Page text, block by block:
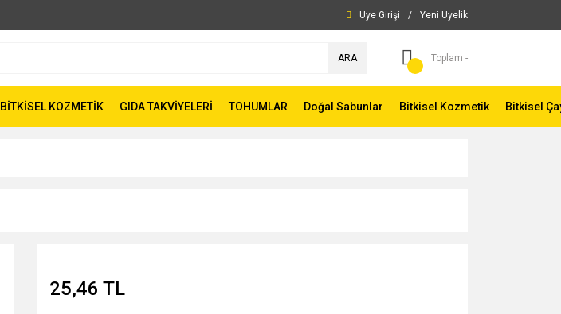
Üye Girişi / Yeni Üyelik
ARA Toplam -
BİTKİSEL KOZMETİK GIDA TAKVİYELERİ TOHUMLAR Doğal Sabunlar Bitkisel Kozmetik Bitkisel
25,46 TL